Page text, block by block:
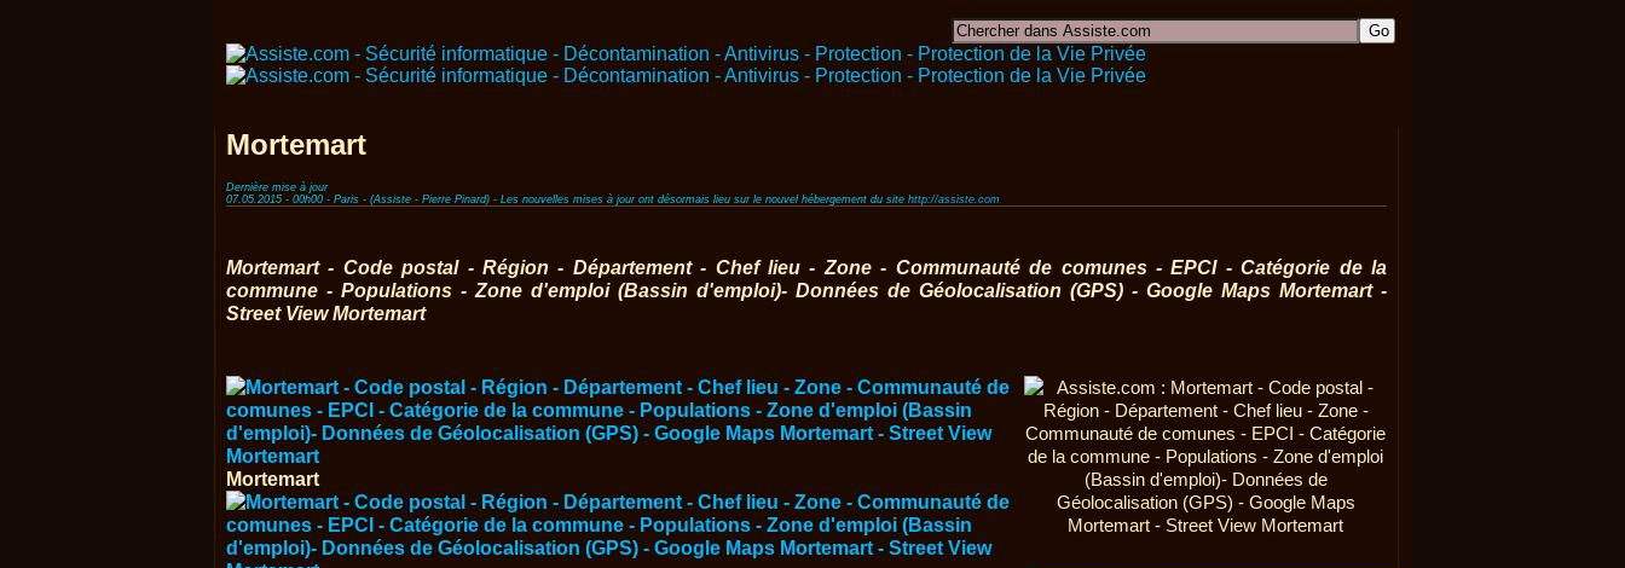
Mortemart
Dernière mise à jour
07.05.2015 - 00h00 - Paris - (Assiste - Pierre Pinard) - Les nouvelles mises à jour ont désormais lieu sur le nouvel hébergement du site http://assiste.com
Mortemart - Code postal - Région - Département - Chef lieu - Zone - Communauté de comunes - EPCI - Catégorie de la
commune - Populations - Zone d'emploi (Bassin d'emploi)- Données de Géolocalisation (GPS) - Google Maps Mortemart -
Street View Mortemart
Mortemart